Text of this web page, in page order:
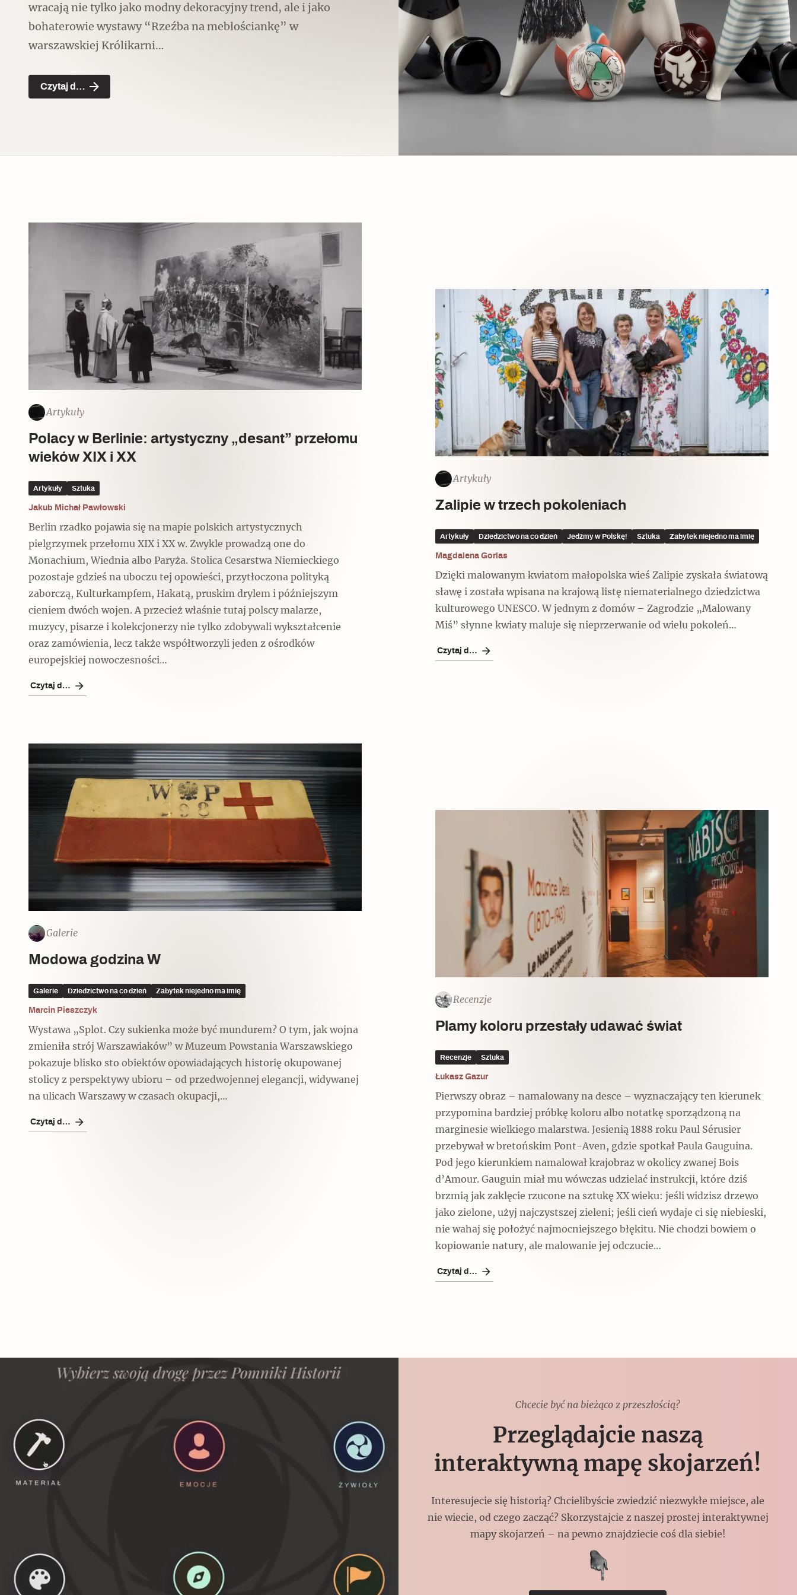
Czytaj dalej
Czytaj dalej Czytaj dalej
wracają nie tylko jako modny dekoracyjny trend, ale i jako
bohaterowie wystawy “Rzeźba na meblościankę” w
warszawskiej Królikarni…
Czytaj dalej
Artykuły
Polacy w Berlinie: artystyczny „desant” przełomu
wieków XIX i XX
Artykuły Sztuka
Jakub Michał Pawłowski
Berlin rzadko pojawia się na mapie polskich artystycznych
pielgrzymek przełomu XIX i XX w. Zwykle prowadzą one do
Monachium, Wiednia albo Paryża. Stolica Cesarstwa Niemieckiego
pozostaje gdzieś na uboczu tej opowieści, przytłoczona polityką
zaborczą, Kulturkampfem, Hakatą, pruskim drylem i późniejszym
cieniem dwóch wojen. A przecież właśnie tutaj polscy malarze,
muzycy, pisarze i kolekcjonerzy nie tylko zdobywali wykształcenie
oraz zamówienia, lecz także współtworzyli jeden z ośrodków
europejskiej nowoczesności…
Czytaj dalej
Artykuły
Zalipie w trzech pokoleniach
Artykuły Dziedzictwo na co dzień Jedźmy w Polskę! Sztuka Zabytek niejedno ma imię
Magdalena Gorlas
Dzięki malowanym kwiatom małopolska wieś Zalipie zyskała światową
sławę i została wpisana na krajową listę niematerialnego dziedzictwa
kulturowego UNESCO. W jednym z domów – Zagrodzie „Malowany
Miś” słynne kwiaty maluje się nieprzerwanie od wielu pokoleń…
Czytaj dalej
Galerie
Modowa godzina W
Galerie Dziedzictwo na co dzień Zabytek niejedno ma imię
Marcin Pieszczyk
Wystawa „Splot. Czy sukienka może być mundurem? O tym, jak wojna
zmieniła strój Warszawiaków” w Muzeum Powstania Warszawskiego
pokazuje blisko sto obiektów opowiadających historię okupowanej
stolicy z perspektywy ubioru – od przedwojennej elegancji, widywanej
na ulicach Warszawy w czasach okupacji,…
Czytaj dalej
Recenzje
Plamy koloru przestały udawać świat
Recenzje Sztuka
Łukasz Gazur
Pierwszy obraz – namalowany na desce – wyznaczający ten kierunek
przypomina bardziej próbkę koloru albo notatkę sporządzoną na
marginesie wielkiego malarstwa. Jesienią 1888 roku Paul Sérusier
przebywał w bretońskim Pont-Aven, gdzie spotkał Paula Gauguina.
Pod jego kierunkiem namalował krajobraz w okolicy zwanej Bois
d’Amour. Gauguin miał mu wówczas udzielać instrukcji, które dziś
brzmią jak zaklęcie rzucone na sztukę XX wieku: jeśli widzisz drzewo
jako zielone, użyj najczystszej zieleni; jeśli cień wydaje ci się niebieski,
nie wahaj się położyć najmocniejszego błękitu. Nie chodzi bowiem o
kopiowanie natury, ale malowanie jej odczucie…
Czytaj dalej
Chcecie być na bieżąco z przeszłością?
Przeglądajcie naszą
interaktywną mapę skojarzeń!
Interesujecie się historią? Chcielibyście zwiedzić niezwykłe miejsce, ale
nie wiecie, od czego zacząć? Skorzystajcie z naszej prostej interaktywnej
mapy skojarzeń – na pewno znajdziecie coś dla siebie!